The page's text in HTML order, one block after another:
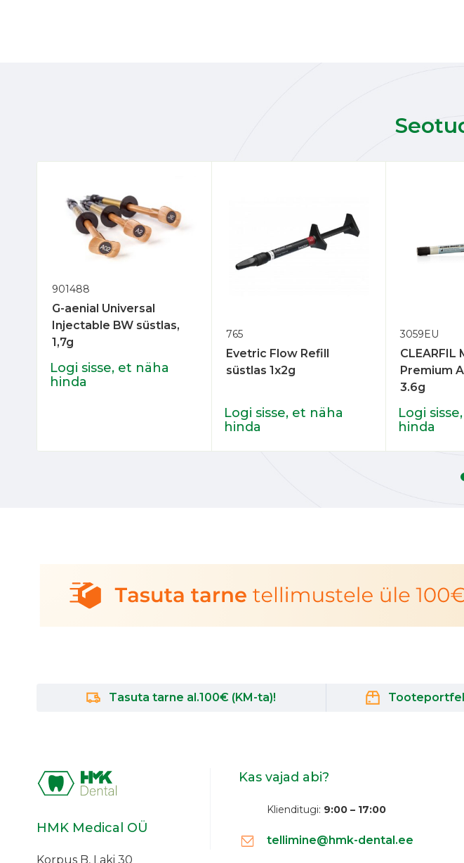
901488
G-aenial Universal
Injectable BW süstlas,
1,7g
Logi sisse, et näha
hinda
765
Evetric Flow Refill
süstlas 1x2g
Logi sisse, et näha
hinda
3059EU
CLEARFIL
Premium
3.6g
Logi
hinda
Tasuta tarne al.100€ (KM-ta)!
HMK Medical OÜ
Korpus B, Laki 30
Kas vajad abi?
Klienditugi: 9:00 – 17:00
tellimine@hmk-dental.ee